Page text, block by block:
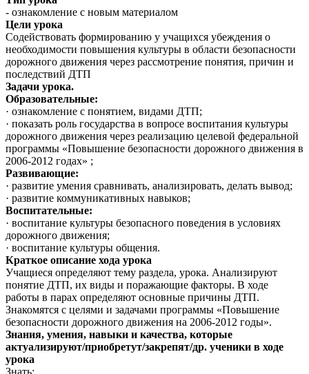
- ознакомление с новым материалом
Цели урока
Содействовать формированию у учащихся убеждения о
необходимости повышения культуры в области безопасности
дорожного движения через рассмотрение понятия, причин и
последствий ДТП
Задачи урока.
Образовательные:
· ознакомление с понятием, видами ДТП;
· показать роль государства в вопросе воспитания культуры
дорожного движения через реализацию целевой федеральной
программы «Повышение безопасности дорожного движения в
2006-2012 годах» ;
Развивающие:
· развитие умения сравнивать, анализировать, делать вывод;
· развитие коммуникативных навыков;
Воспитательные:
· воспитание культуры безопасного поведения в условиях
дорожного движения;
· воспитание культуры общения.
Краткое описание хода урока
Учащиеся определяют тему раздела, урока. Анализируют
понятие ДТП, их виды и поражающие факторы. В ходе
работы в парах определяют основные причины ДТП.
Знакомятся с целями и задачами программы «Повышение
безопасности дорожного движения на 2006-2012 годы».
Знания, умения, навыки и качества, которые
актуализируют/приобретут/закрепят/др. ученики в ходе
урока
Знать: